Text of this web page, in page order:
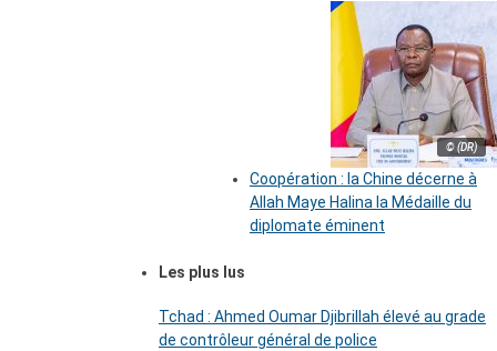
© (DR)
Coopération : la Chine décerne à
Allah Maye Halina la Médaille du
diplomate éminent
Les plus lus
Tchad : Ahmed Oumar Djibrillah élevé au grade
de contrôleur général de police